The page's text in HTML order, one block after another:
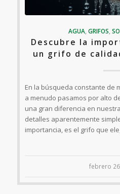
AGUA,GRIFOS,
Descubre la
un grifo de
En la búsqueda constante de
a menudo pasamos por alto
una gran diferencia en
detalles aparentemente
importancia, es el grifo que
febrero